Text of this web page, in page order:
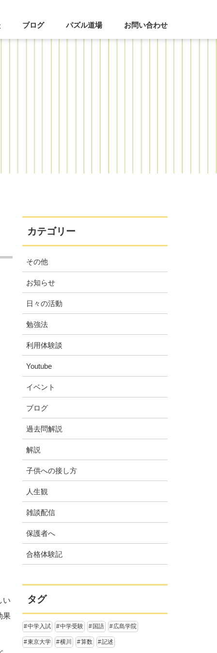
ブログ パズル道場 お問い合わせ
い
果
カテゴリー
その他
お知らせ
日々の活動
勉強法
利用体験談
Youtube
イベント
ブログ
過去問解説
解説
子供への接し方
人生観
雑談配信
保護者へ
合格体験記
タグ
中学入試 中学受験 国語 広島学院
東京大学 横川 算数 記述